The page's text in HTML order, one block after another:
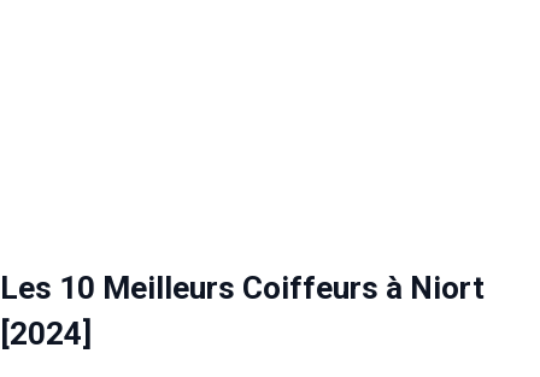
Les 10 Meilleurs Coiffeurs à Niort
[2024]